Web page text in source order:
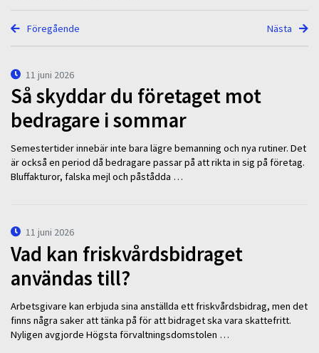
Föregående Nästa
11 juni 2026
Så skyddar du företaget mot
bedragare i sommar
Semestertider innebär inte bara lägre bemanning och nya rutiner. Det
är också en period då bedragare passar på att rikta in sig på företag.
Bluffakturor, falska mejl och påstådda …
11 juni 2026
Vad kan friskvårdsbidraget
användas till?
Arbetsgivare kan erbjuda sina anställda ett friskvårdsbidrag, men det
finns några saker att tänka på för att bidraget ska vara skattefritt.
Nyligen avgjorde Högsta förvaltningsdomstolen …